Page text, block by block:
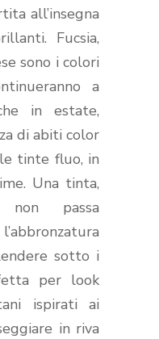
all’insegna
Fucsia,
sono i colori
a
in estate,
di abiti color
tinte fluo, in
Una tinta,
non passa
sotto i
per look
ispirati ai
in riva